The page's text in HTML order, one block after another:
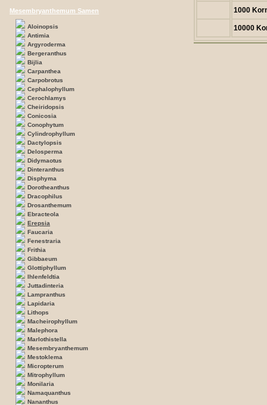
Mesembryanthemum Samen
Aloinopsis
Antimia
Argyroderma
Bergeranthus
Bijlia
Carpanthea
Carpobrotus
Cephalophyllum
Cerochlamys
Cheiridopsis
Conicosia
Conophytum
Cylindrophyllum
Dactylopsis
Delosperma
Didymaotus
Dinteranthus
Disphyma
Dorotheanthus
Dracophilus
Drosanthemum
Ebracteola
Erepsia
Faucaria
Fenestraria
Frithia
Gibbaeum
Glottiphyllum
Ihlenfeldtia
Juttadinteria
Lampranthus
Lapidaria
Lithops
Macheirophyllum
Malephora
Marlothistella
Mesembryanthemum
Mestoklema
Micropterum
Mitrophyllum
Monilaria
Namaquanthus
Nananthus
1000
10000